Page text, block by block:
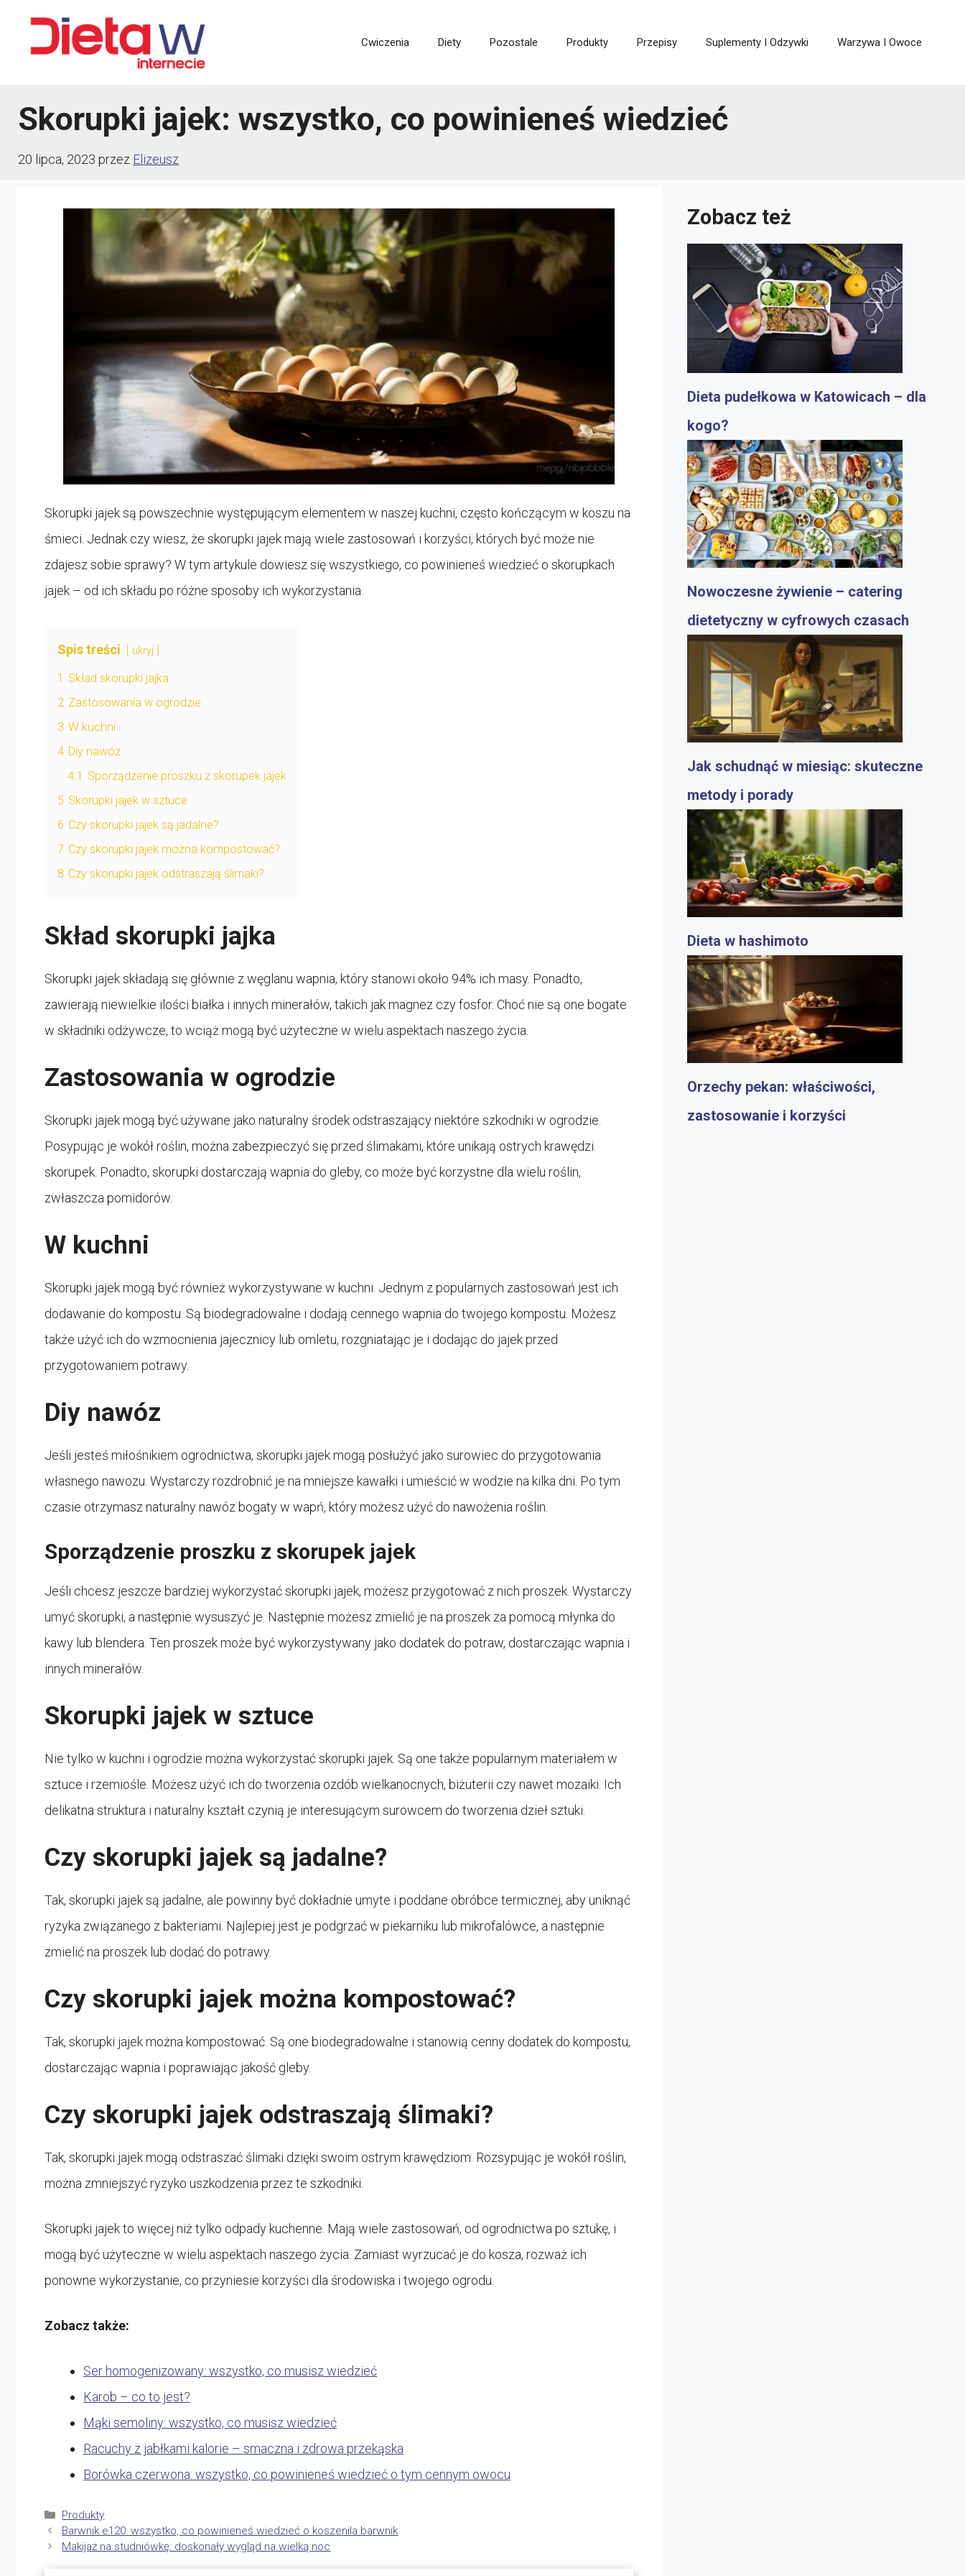
Cwiczenia Diety Pozostale Produkty Przepisy Suplementy I Odzywki Warzywa I Owoce
Skorupki jajek: wszystko, co powinieneś wiedzieć
20 lipca, 2023 przez Elizeusz
Skorupki jajek są powszechnie występującym elementem w naszej kuchni, często kończącym w koszu na
śmieci. Jednak czy wiesz, że skorupki jajek mają wiele zastosowań i korzyści, których być może nie
zdajesz sobie sprawy? W tym artykule dowiesz się wszystkiego, co powinieneś wiedzieć o skorupkach
jajek – od ich składu po różne sposoby ich wykorzystania.
Spis treści ukryj
1 Skład skorupki jajka
2 Zastosowania w ogrodzie
3 W kuchni
4 Diy nawóz
4.1 Sporządzenie proszku z skorupek jajek
5 Skorupki jajek w sztuce
6 Czy skorupki jajek są jadalne?
7 Czy skorupki jajek można kompostować?
8 Czy skorupki jajek odstraszają ślimaki?
Skład skorupki jajka
Skorupki jajek składają się głównie z węglanu wapnia, który stanowi około 94% ich masy. Ponadto,
zawierają niewielkie ilości białka i innych minerałów, takich jak magnez czy fosfor. Choć nie są one bogate
w składniki odżywcze, to wciąż mogą być użyteczne w wielu aspektach naszego życia.
Zastosowania w ogrodzie
Skorupki jajek mogą być używane jako naturalny środek odstraszający niektóre szkodniki w ogrodzie.
Posypując je wokół roślin, można zabezpieczyć się przed ślimakami, które unikają ostrych krawędzi
skorupek. Ponadto, skorupki dostarczają wapnia do gleby, co może być korzystne dla wielu roślin,
zwłaszcza pomidorów.
W kuchni
Skorupki jajek mogą być również wykorzystywane w kuchni. Jednym z popularnych zastosowań jest ich
dodawanie do kompostu. Są biodegradowalne i dodają cennego wapnia do twojego kompostu. Możesz
także użyć ich do wzmocnienia jajecznicy lub omletu, rozgniatając je i dodając do jajek przed
przygotowaniem potrawy.
Diy nawóz
Jeśli jesteś miłośnikiem ogrodnictwa, skorupki jajek mogą posłużyć jako surowiec do przygotowania
własnego nawozu. Wystarczy rozdrobnić je na mniejsze kawałki i umieścić w wodzie na kilka dni. Po tym
czasie otrzymasz naturalny nawóz bogaty w wapń, który możesz użyć do nawożenia roślin.
Sporządzenie proszku z skorupek jajek
Jeśli chcesz jeszcze bardziej wykorzystać skorupki jajek, możesz przygotować z nich proszek. Wystarczy
umyć skorupki, a następnie wysuszyć je. Następnie możesz zmielić je na proszek za pomocą młynka do
kawy lub blendera. Ten proszek może być wykorzystywany jako dodatek do potraw, dostarczając wapnia i
innych minerałów.
Skorupki jajek w sztuce
Nie tylko w kuchni i ogrodzie można wykorzystać skorupki jajek. Są one także popularnym materiałem w
sztuce i rzemiośle. Możesz użyć ich do tworzenia ozdób wielkanocnych, biżuterii czy nawet mozaiki. Ich
delikatna struktura i naturalny kształt czynią je interesującym surowcem do tworzenia dzieł sztuki.
Czy skorupki jajek są jadalne?
Tak, skorupki jajek są jadalne, ale powinny być dokładnie umyte i poddane obróbce termicznej, aby uniknąć
ryzyka związanego z bakteriami. Najlepiej jest je podgrzać w piekarniku lub mikrofalówce, a następnie
zmielić na proszek lub dodać do potrawy.
Czy skorupki jajek można kompostować?
Tak, skorupki jajek można kompostować. Są one biodegradowalne i stanowią cenny dodatek do kompostu,
dostarczając wapnia i poprawiając jakość gleby.
Czy skorupki jajek odstraszają ślimaki?
Tak, skorupki jajek mogą odstraszać ślimaki dzięki swoim ostrym krawędziom. Rozsypując je wokół roślin,
można zmniejszyć ryzyko uszkodzenia przez te szkodniki.
Skorupki jajek to więcej niż tylko odpady kuchenne. Mają wiele zastosowań, od ogrodnictwa po sztukę, i
mogą być użyteczne w wielu aspektach naszego życia. Zamiast wyrzucać je do kosza, rozważ ich
ponowne wykorzystanie, co przyniesie korzyści dla środowiska i twojego ogrodu.
Zobacz także:
Ser homogenizowany: wszystko, co musisz wiedzieć
Karob – co to jest?
Mąki semoliny: wszystko, co musisz wiedzieć
Racuchy z jabłkami kalorie – smaczna i zdrowa przekąska
Borówka czerwona: wszystko, co powinieneś wiedzieć o tym cennym owocu
Kategorie
Produkty
Barwnik e120: wszystko, co powinieneś wiedzieć o koszenila barwnik
Makijaż na studniówkę: doskonały wygląd na wielką noc
Zobacz też
Dieta pudełkowa w Katowicach – dla
kogo?
Nowoczesne żywienie – catering
dietetyczny w cyfrowych czasach
Jak schudnąć w miesiąc: skuteczne
metody i porady
Dieta w hashimoto
Orzechy pekan: właściwości,
zastosowanie i korzyści